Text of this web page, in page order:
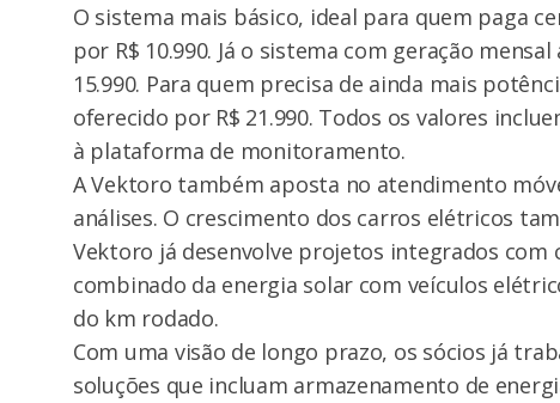
O sistema mais básico, ideal para quem paga
por R$ 10.990. Já o sistema com geração
15.990. Para quem precisa de ainda mais
oferecido por R$ 21.990. Todos os valores
à plataforma de monitoramento.
A Vektoro também aposta no atendimento
análises. O crescimento dos carros elétricos
Vektoro já desenvolve projetos integrados com
combinado da energia solar com veículos
do km rodado.
Com uma visão de longo prazo, os sócios já
soluções que incluam armazenamento de